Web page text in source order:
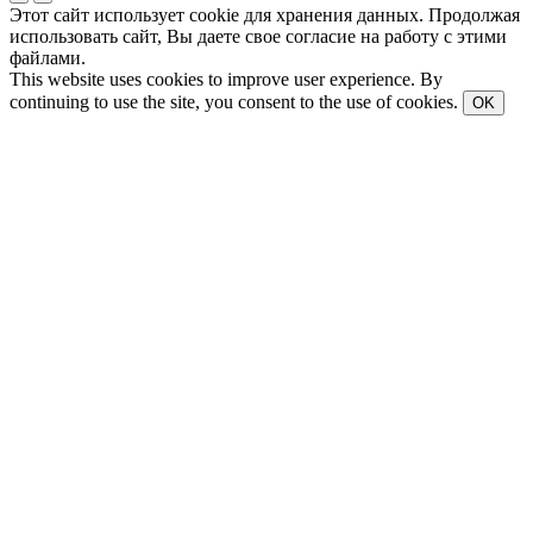
Этот сайт использует cookie для хранения данных. Продолжая
использовать сайт, Вы даете свое согласие на работу с этими
файлами.
This website uses cookies to improve user experience. By
continuing to use the site, you consent to the use of cookies.
OK